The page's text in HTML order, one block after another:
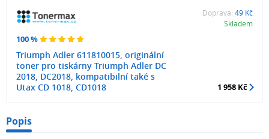
100 %
Triumph Adler 611810015, originální
toner pro tiskárny Triumph Adler DC
2018, DC2018, kompatibilní také s
Utax CD 1018, CD1018
Doprava: 49 Kč
Skladem
1 958 Kč
Popis